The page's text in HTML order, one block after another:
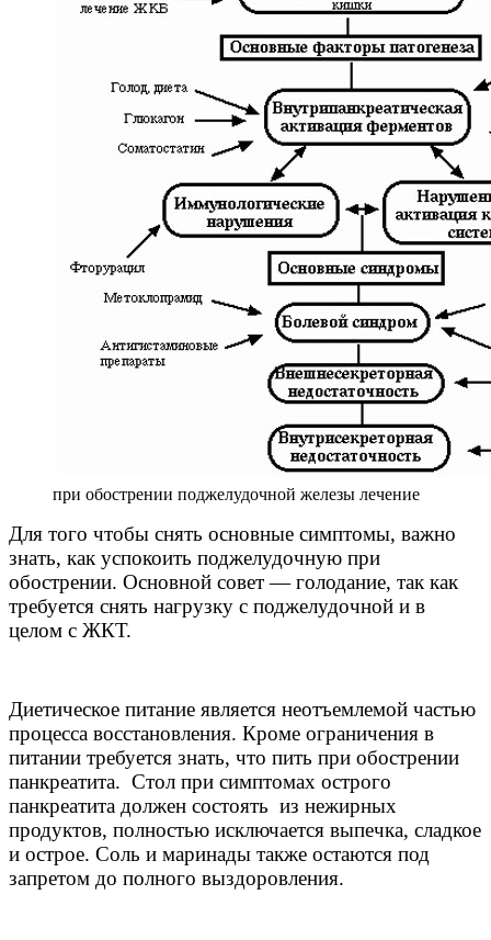
при обострении поджелудочной железы лечение
Для того чтобы снять основные симптомы, важно
знать, как успокоить поджелудочную при
обострении. Основной совет — голодание, так как
требуется снять нагрузку с поджелудочной и в
целом с ЖКТ.
Диетическое питание является неотъемлемой частью
процесса восстановления. Кроме ограничения в
питании требуется знать, что пить при обострении
панкреатита. Стол при симптомах острого
панкреатита должен состоять из нежирных
продуктов, полностью исключается выпечка, сладкое
и острое. Соль и маринады также остаются под
запретом до полного выздоровления.